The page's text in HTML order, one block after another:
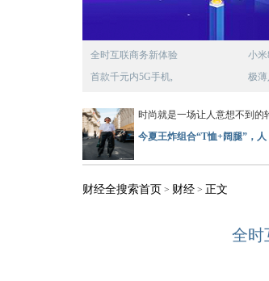
全时互联商务新体验
首款千元内5G手机,
小
极
时尚就是一场让人意想不到的
今夏王炸组合“T恤+阔腿”，人
财经全搜索首页 > 财经 > 正文
全时